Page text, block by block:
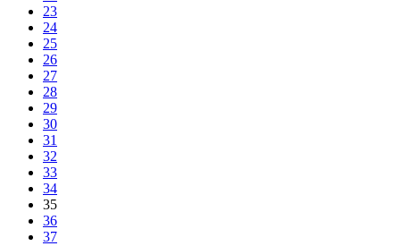
23
24
25
26
27
28
29
30
31
32
33
34
35
36
37